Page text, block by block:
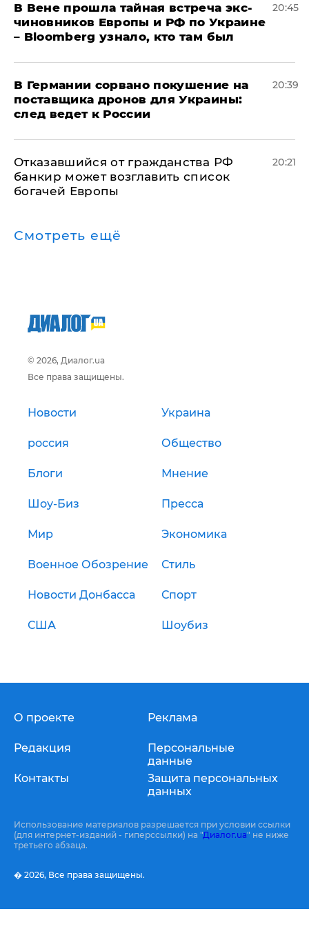
В Вене прошла тайная встреча экс-
чиновников Европы и РФ по Украине
– Bloomberg узнало, кто там был
20:45
​В Германии сорвано покушение на
поставщика дронов для Украины:
след ведет к России
20:39
Отказавшийся от гражданства РФ
банкир может возглавить список
богачей Европы
20:21
Смотреть ещё
© 2026, Диалог.ua
Все права защищены.
Новости Украина
россия Общество
Блоги Мнение
Шоу-Биз Пресса
Мир Экономика
Военное Обозрение Стиль
Новости Донбасса Спорт
США Шоубиз
О проекте
Редакция
Контакты
Реклама
Персональные
данные
Защита персональных
данных
Использование материалов разрешается при условии ссылки
(для интернет-изданий - гиперссылки) на "Диалог.ua" не ниже
третьего абзаца.
� 2026, Все права защищены.